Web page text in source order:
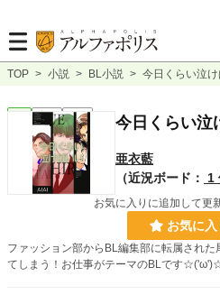
TOP > 小説 > BL小説 > 今日くらい泣け
完結 長編 今日くらい泣
亜衣藍
（近況ボード：
1
お気に入りに追加して更
お気に
ファッション部からBL編集部に転属され
てしまう！お仕事がテーマのBLです